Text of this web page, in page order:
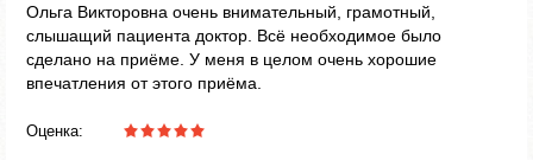
Ольга Викторовна очень внимательный, грамотный,
слышащий пациента доктор. Всё необходимое было
сделано на приёме. У меня в целом очень хорошие
впечатления от этого приёма.
Оценка: